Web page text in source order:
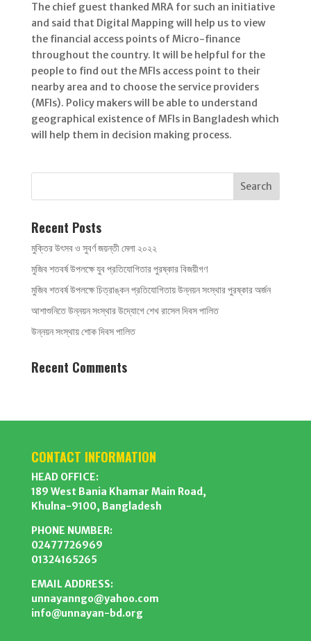
The chief guest thanked MRA for such an initiative
and said that Digital Mapping will help us to view
the financial access points of Micro-finance
throughout the country. It will be helpful for the
people to find out the MFIs access point to their
nearby area and to choose the service providers
(MFIs). Policy makers will be able to understand
geographical existence of MFIs in Bangladesh which
will help them in decision making process.
Recent Posts
মুক্তির উৎসব ও সুবর্ণ জয়ন্তী মেলা ২০২২
মুজিব শতবর্ষ উপলক্ষে যুব প্রতিযোগিতার পুরষ্কার বিজয়ীগণ
মুজিব শতবর্ষ উপলক্ষে চিত্রাঙ্কন প্রতিযোগিতায় উন্নয়ন সংস্থার পুরষ্কার অর্জন
আশাশুনিতে উন্নয়ন সংস্থার উদ্যোগে শেখ রাসেল দিবস পালিত
উন্নয়ন সংস্থায় শোক দিবস পালিত
Recent Comments
CONTACT INFORMATION
HEAD OFFICE:
189 West Bania Khamar Main Road,
Khulna-9100, Bangladesh
PHONE NUMBER:
02477726969
01324165265
EMAIL ADDRESS:
unnayanngo@yahoo.com
info@unnayan-bd.org